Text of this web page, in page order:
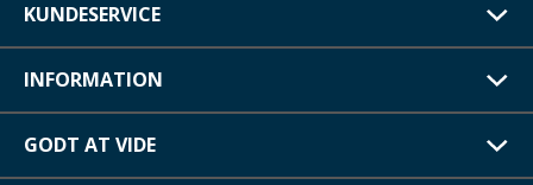
KUNDESERVICE
INFORMATION
GODT AT VIDE